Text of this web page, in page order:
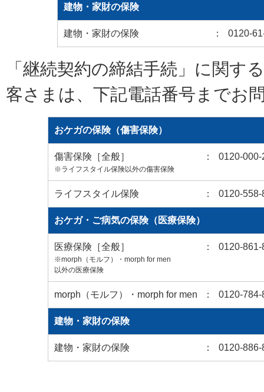
建物・家財の保険
建物・家財の保険 ： 0120-
「継続契約の締結手続」に関す
客さまは、下記電話番号までお
おケガの保険（傷害保険）
傷害保険［全般］
※ライフスタイル保険以外の傷害保険
： 0120-000-
ライフスタイル保険 ： 0120-558-
おケガ・ご病気の保険（医療保険）
医療保険［全般］
※morph（モルフ）・morph for men
以外の医療保険
： 0120-861-
morph（モルフ）・morph for men ： 0120-784-
建物・家財の保険
建物・家財の保険 ： 0120-886-